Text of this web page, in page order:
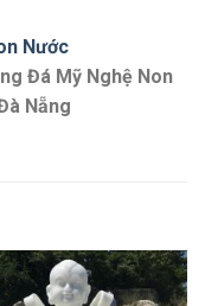
Nước
Đá Mỹ Nghệ Non
Nẵng